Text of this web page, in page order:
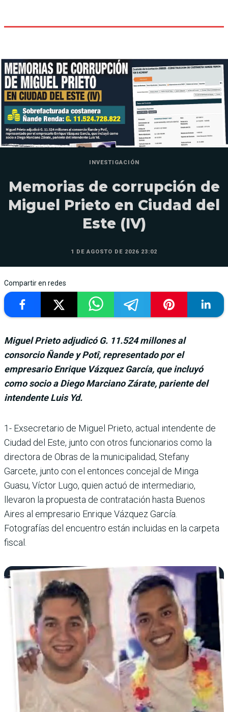
INVESTIGACIÓN
Memorias de corrupción de
Miguel Prieto en Ciudad del
Este (IV)
1 DE AGOSTO DE 2026 23:02
Compartir en redes
Miguel Prieto adjudicó G. 11.524 millones al
consorcio Ñande y Potî, representado por el
empresario Enrique Vázquez García, que incluyó
como socio a Diego Marciano Zárate, pariente del
intendente Luis Yd.
1- Exsecretario de Miguel Prieto, actual intendente de
Ciudad del Este, junto con otros funcionarios como la
directora de Obras de la municipalidad, Stefany
Garcete, junto con el entonces concejal de Minga
Guasu, Víctor Lugo, quien actuó de intermediario,
llevaron la propuesta de contratación hasta Buenos
Aires al empresario Enrique Vázquez García.
Fotografías del encuentro están incluidas en la carpeta
fiscal.